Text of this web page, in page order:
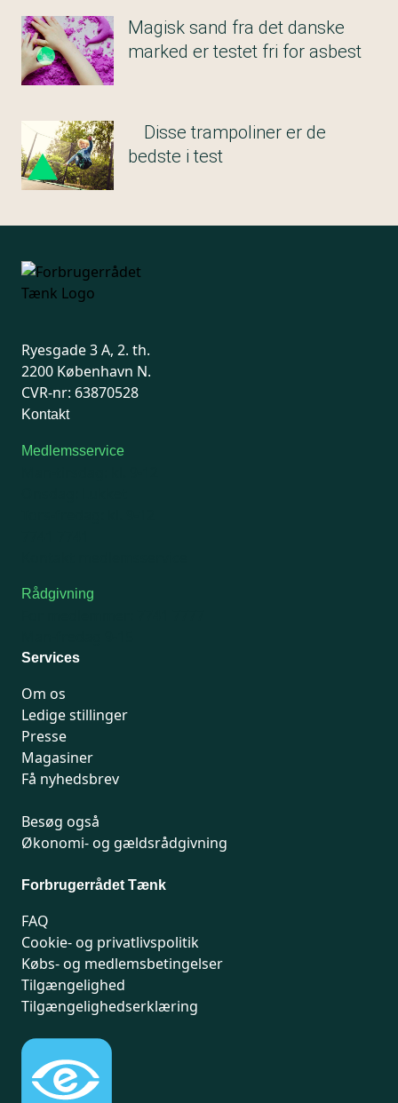
Magisk sand fra det danske
marked er testet fri for asbest
Disse trampoliner er de
bedste i test
Ryesgade 3 A, 2. th.
2200 København N.
CVR-nr: 63870528
Kontakt
Medlemsservice
Rådgivning
Services
Om os
Ledige stillinger
Presse
Magasiner
Få nyhedsbrev
Besøg også
Økonomi- og gældsrådgivning
Forbrugerrådet Tænk
FAQ
Cookie- og privatlivspolitik
Købs- og medlemsbetingelser
Tilgængelighed
Tilgængelighedserklæring